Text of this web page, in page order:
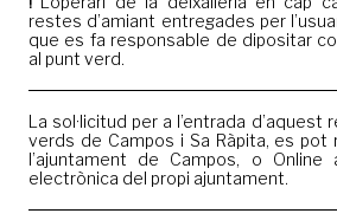
restes d’amiant entregades per
que es fa responsable de dipositar
al punt verd.
La sol·licitud per a l’entrada d’aquest
verds de Campos i Sa Ràpita, es pot
l’ajuntament de Campos, o
electrònica del propi ajuntament.